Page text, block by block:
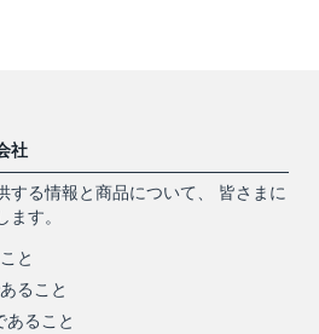
社
する情報と商品について、 皆さまに
す。
と
ること
あること